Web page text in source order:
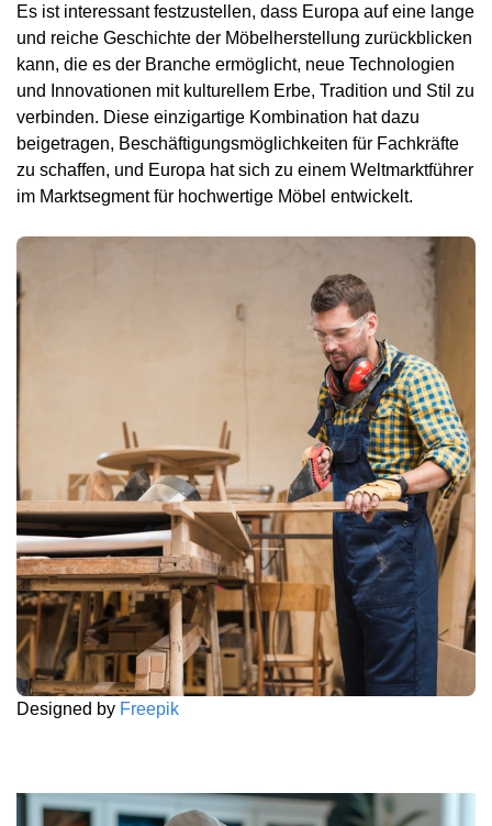
Es ist interessant festzustellen, dass Europa auf eine lange
und reiche Geschichte der Möbelherstellung zurückblicken
kann, die es der Branche ermöglicht, neue Technologien
und Innovationen mit kulturellem Erbe, Tradition und Stil zu
verbinden. Diese einzigartige Kombination hat dazu
beigetragen, Beschäftigungsmöglichkeiten für Fachkräfte
zu schaffen, und Europa hat sich zu einem Weltmarktführer
im Marktsegment für hochwertige Möbel entwickelt.
Designed by Freepik